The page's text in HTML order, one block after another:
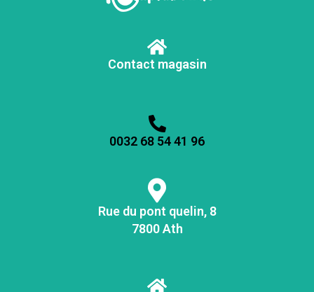
Contact magasin
0032 68 54 41 96
Rue du pont quelin, 8
7800 Ath